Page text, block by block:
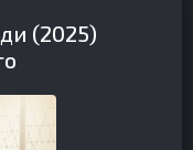
(2025)